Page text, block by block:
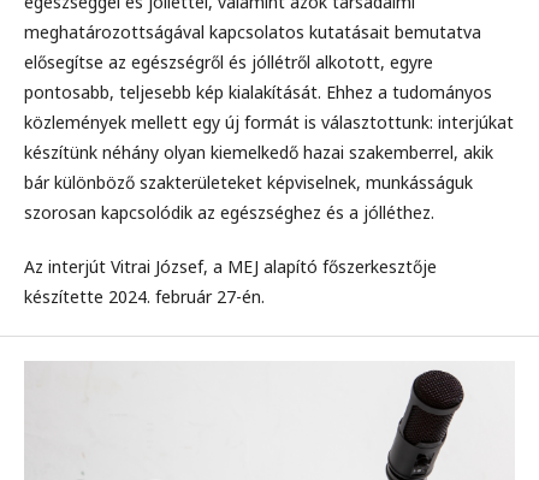
meghatározottságával kapcsolatos kutatásait bemutatva
elősegítse az egészségről és jóllétről alkotott, egyre
pontosabb, teljesebb kép kialakítását. Ehhez a tudományos
közlemények mellett egy új formát is választottunk: interjúkat
készítünk néhány olyan kiemelkedő hazai szakemberrel, akik
bár különböző szakterületeket képviselnek, munkásságuk
szorosan kapcsolódik az egészséghez és a jólléthez.
Az interjút Vitrai József, a MEJ alapító főszerkesztője
készítette 2024. február 27-én.